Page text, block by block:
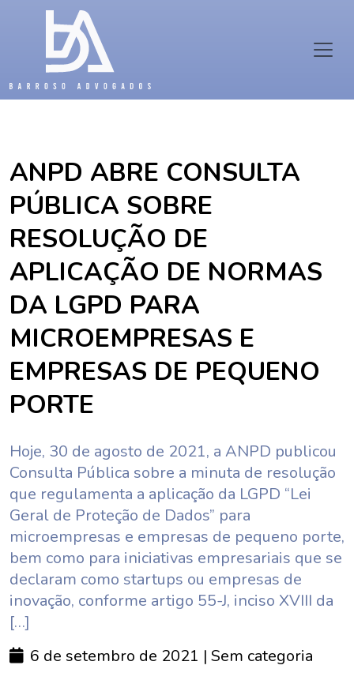
ANPD ABRE CONSULTA
PÚBLICA SOBRE
RESOLUÇÃO DE
APLICAÇÃO DE NORMAS
DA LGPD PARA
MICROEMPRESAS E
EMPRESAS DE PEQUENO
PORTE
Hoje, 30 de agosto de 2021, a ANPD publicou
Consulta Pública sobre a minuta de resolução
que regulamenta a aplicação da LGPD “Lei
Geral de Proteção de Dados” para
microempresas e empresas de pequeno porte,
bem como para iniciativas empresariais que se
declaram como startups ou empresas de
inovação, conforme artigo 55-J, inciso XVIII da
[…]
6 de setembro de 2021 | Sem categoria